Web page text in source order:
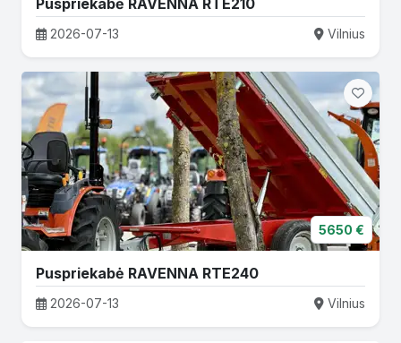
2026-07-13 Vilnius
5650 €
Puspriekabė RAVENNA RTE240
2026-07-13 Vilnius